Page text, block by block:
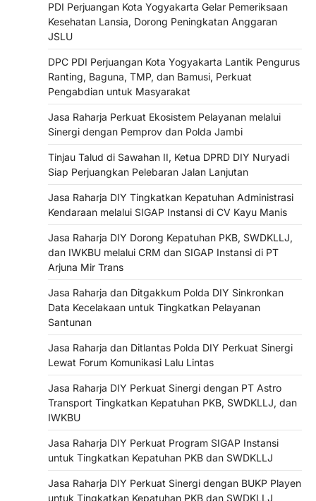
PDI Perjuangan Kota Yogyakarta Gelar Pemeriksaan
Kesehatan Lansia, Dorong Peningkatan Anggaran
JSLU
DPC PDI Perjuangan Kota Yogyakarta Lantik Pengurus
Ranting, Baguna, TMP, dan Bamusi, Perkuat
Pengabdian untuk Masyarakat
Jasa Raharja Perkuat Ekosistem Pelayanan melalui
Sinergi dengan Pemprov dan Polda Jambi
Tinjau Talud di Sawahan II, Ketua DPRD DIY Nuryadi
Siap Perjuangkan Pelebaran Jalan Lanjutan
Jasa Raharja DIY Tingkatkan Kepatuhan Administrasi
Kendaraan melalui SIGAP Instansi di CV Kayu Manis
Jasa Raharja DIY Dorong Kepatuhan PKB, SWDKLLJ,
dan IWKBU melalui CRM dan SIGAP Instansi di PT
Arjuna Mir Trans
Jasa Raharja dan Ditgakkum Polda DIY Sinkronkan
Data Kecelakaan untuk Tingkatkan Pelayanan
Santunan
Jasa Raharja dan Ditlantas Polda DIY Perkuat Sinergi
Lewat Forum Komunikasi Lalu Lintas
Jasa Raharja DIY Perkuat Sinergi dengan PT Astro
Transport Tingkatkan Kepatuhan PKB, SWDKLLJ, dan
IWKBU
Jasa Raharja DIY Perkuat Program SIGAP Instansi
untuk Tingkatkan Kepatuhan PKB dan SWDKLLJ
Jasa Raharja DIY Perkuat Sinergi dengan BUKP Playen
untuk Tingkatkan Kepatuhan PKB dan SWDKLLJ